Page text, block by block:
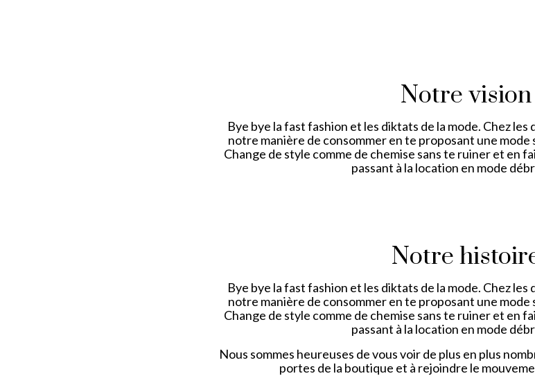
Notre vision
Bye bye la fast fashion et les diktats de la mode. Chez
notre manière de consommer en te proposant une mode
Change de style comme de chemise sans te ruiner et en
passant à la location en mode
Notre
Bye bye la fast fashion et les diktats de la mode. Chez
notre manière de consommer en te proposant une mode
Change de style comme de chemise sans te ruiner et en
passant à la location en mode
Nous sommes heureuses de vous voir de plus en plus
portes de la boutique et à rejoindre le